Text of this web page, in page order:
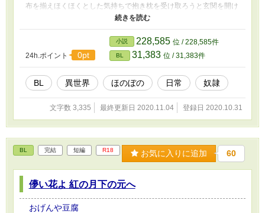
布を揃えほくほくとした気持ちで抱き枕を受け取ろうと玄関を開け
ると、商人の隣にはぼろ布に包まれたゴツい男が立っていた ……
抱き枕は？
24h.ポイント 0pt
小説 228,585 位 / 228,585件
BL 31,383 位 / 31,383件
BL 異世界 ほのぼの 日常 奴隷
文字数 3,335 最終更新日 2020.11.04 登録日 2020.10.31
BL 完結 短編 R18 お気に入りに追加 60
儚い花よ 紅の月下の元へ
おげんや豆腐